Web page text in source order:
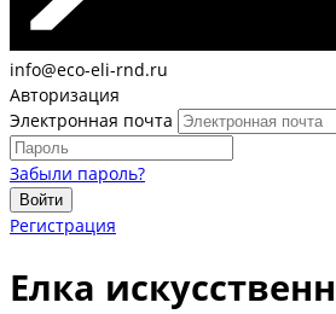
info@eco-eli-rnd.ru
Авторизация
Электронная почта
Забыли пароль?
Войти
Регистрация
Елка